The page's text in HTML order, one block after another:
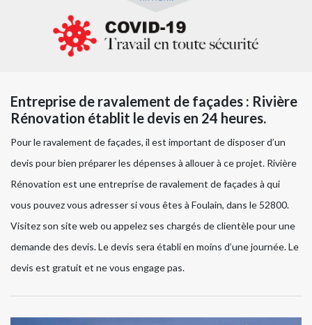
Entreprise de ravalement de façades : Rivière
Rénovation établit le devis en 24 heures.
Pour le ravalement de façades, il est important de disposer d’un
devis pour bien préparer les dépenses à allouer à ce projet. Rivière
Rénovation est une entreprise de ravalement de façades à qui
vous pouvez vous adresser si vous êtes à Foulain, dans le 52800.
Visitez son site web ou appelez ses chargés de clientèle pour une
demande des devis. Le devis sera établi en moins d’une journée. Le
devis est gratuit et ne vous engage pas.